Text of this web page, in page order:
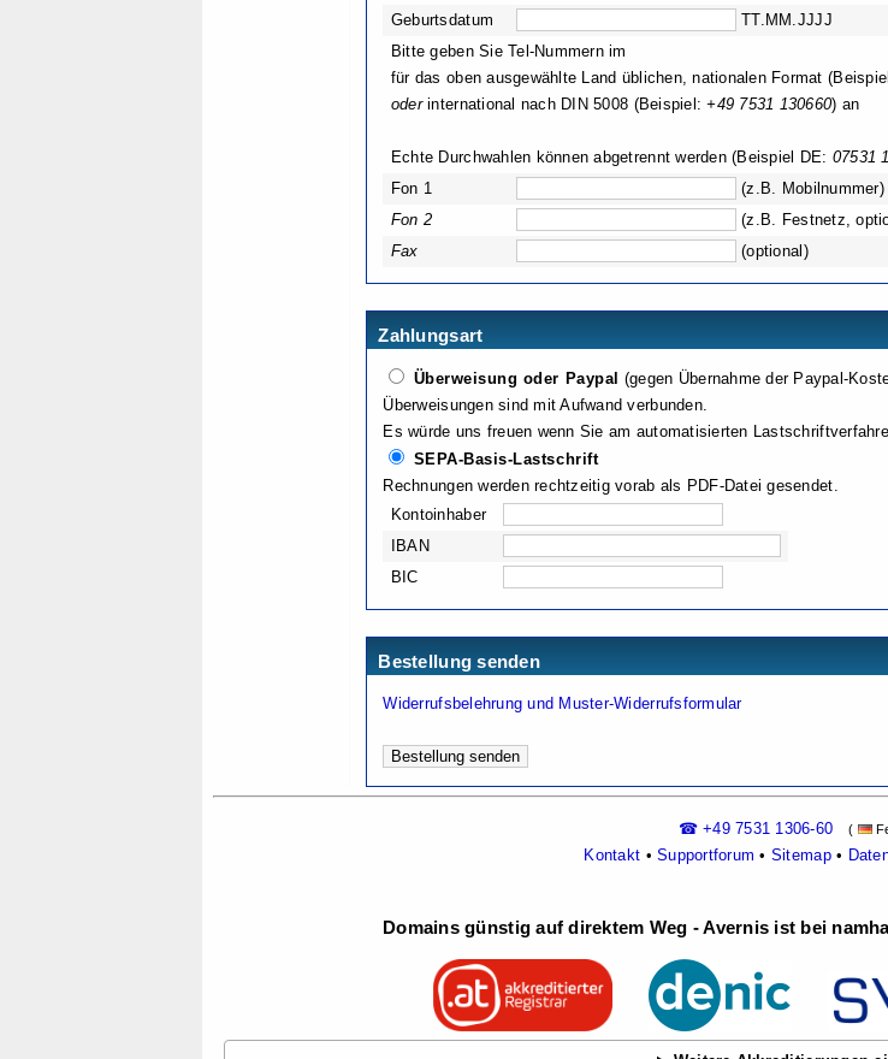
Geburtsdatum
TT.MM.JJJJ
Bitte geben Sie Tel-Nummern im
für das oben ausgewählte Land üblichen, nationalen Format
oderinternational nach DIN 5008 (Beispiel:+49 7531 130660) an
Echte Durchwahlen können abgetrennt werden (Beispiel DE: 07531
Fon 1
(z.B. Mobilnummer)
Fon 2
(z.B. Festnetz,
Fax
(optional)
Zahlungsart
Überweisung oder Paypal (gegen Übernahme der Paypal-
Überweisungen sind mit Aufwand verbunden.
Es würde uns freuen wenn Sie am automatisierten
SEPA-Basis-Lastschrift
Rechnungen werden rechtzeitig vorab als PDF-Datei gesendet.
Kontoinhaber
IBAN
BIC
Bestellung senden
Widerrufsbelehrung und Muster-Widerrufsformular
☎ +49 7531 1306-60 (
Kontakt •Supportforum • Sitemap•
Domains günstig auf direktem Weg - Avernis ist bei